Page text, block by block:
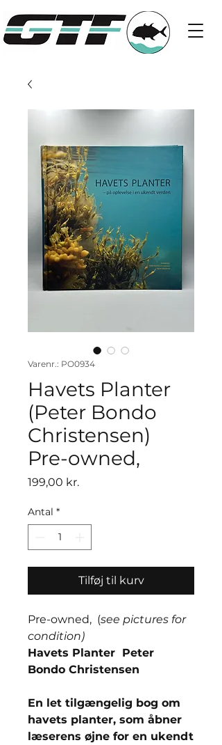
Varenr.: PO0934
Havets Planter
(Peter Bondo
Christensen)
Pre-owned,
199,00 kr.Pris
Antal *
Tilføj til kurv
Pre-owned, (see pictures for
condition)
Havets Planter Peter
Bondo Christensen
En let tilgængelig bog om
havets planter, som åbner
læserens øjne for en ukendt